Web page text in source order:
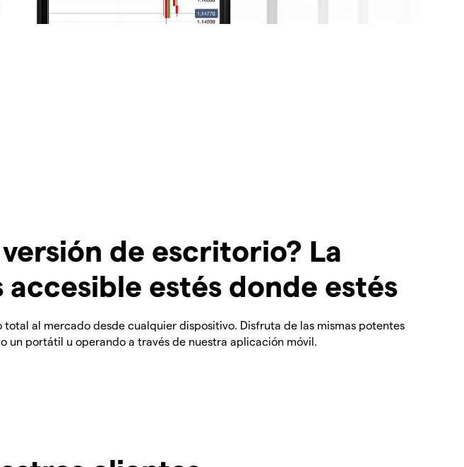
de escritorio? La
estés donde estés
total al mercado desde cualquier dispositivo. Disfruta de las mismas potentes
portátil u operando a través de nuestra aplicación móvil.